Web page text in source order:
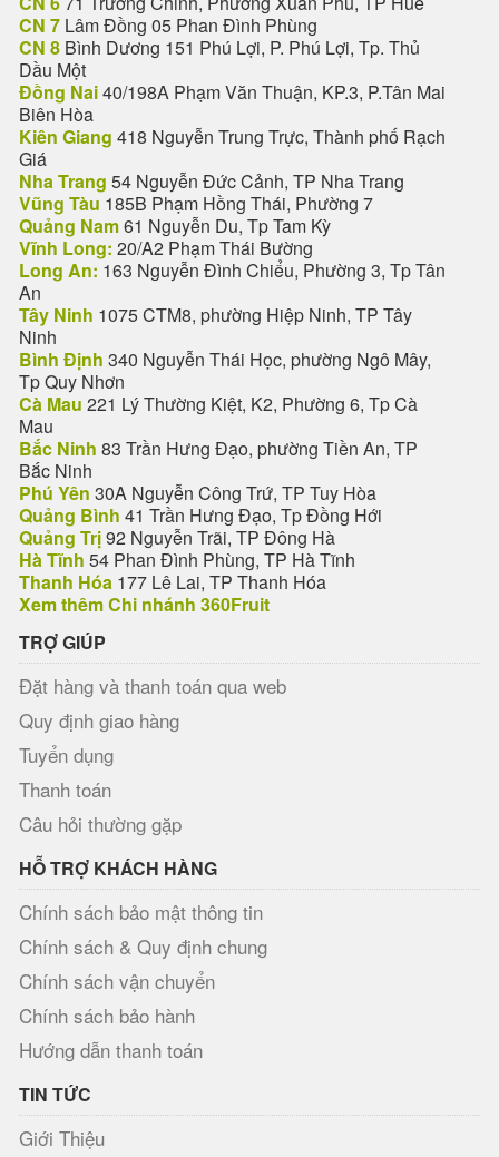
CN 7 Lâm Đồng 05 Phan Đình Phùng
CN 8 Bình Dương 151 Phú Lợi, P. Phú Lợi, Tp. Thủ
Dầu Một
Đồng Nai40/198A Phạm Văn Thuận, KP.3, P.Tân Mai
Biên Hòa
Kiên Giang 418 Nguyễn Trung Trực, Thành phố Rạch
Giá
Nha Trang 54 Nguyễn Đức Cảnh, TP Nha Trang
Vũng Tàu 185B Phạm Hồng Thái, Phường 7
Quảng Nam61 Nguyễn Du, Tp Tam Kỳ
Vĩnh Long: 20/A2 Phạm Thái Bường
Long An: 163 Nguyễn Đình Chiểu, Phường 3, Tp Tân
An
Tây Ninh 1075 CTM8, phường Hiệp Ninh, TP Tây
Ninh
Bình Định 340 Nguyễn Thái Học, phường Ngô Mây,
Tp Quy Nhơn
Cà Mau 221 Lý Thường Kiệt, K2, Phường 6, Tp Cà
Mau
Bắc Ninh 83 Trần Hưng Đạo, phường Tiền An, TP
Bắc Ninh
Phú Yên 30A Nguyễn Công Trứ, TP Tuy Hòa
Quảng Bình 41 Trần Hưng Đạo, Tp Đồng Hới
Quảng Trị92 Nguyễn Trãi, TP Đông Hà
Hà Tĩnh 54 Phan Đình Phùng, TP Hà Tĩnh
Thanh Hóa 177 Lê Lai, TP Thanh Hóa
Xem thêm Chi nhánh 360Fruit
TRỢ GIÚP
Đặt hàng và thanh toán qua web
Quy định giao hàng
Tuyển dụng
Thanh toán
Câu hỏi thường gặp
HỖ TRỢ KHÁCH HÀNG
Chính sách bảo mật thông tin
Chính sách & Quy định chung
Chính sách vận chuyển
Chính sách bảo hành
Hướng dẫn thanh toán
TIN TỨC
Giới Thiệu